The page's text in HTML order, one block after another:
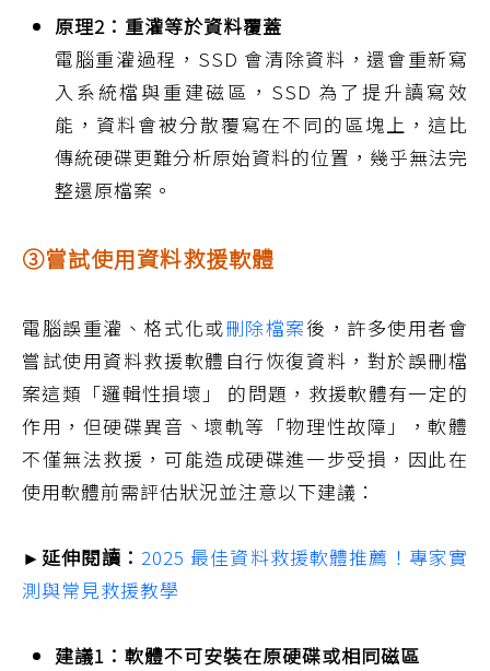
原理2：重灌等於資料覆蓋
電腦重灌過程，SSD 會清除資料，還會重新寫
入系統檔與重建磁區，SSD 為了提升讀寫效
能，資料會被分散覆寫在不同的區塊上，這比
傳統硬碟更難分析原始資料的位置，幾乎無法完
整還原檔案。
③嘗試使用資料救援軟體
電腦誤重灌、格式化或刪除檔案後，許多使用者會
嘗試使用資料救援軟體自行恢復資料，對於誤刪檔
案這類「邏輯性損壞」 的問題，救援軟體有一定的
作用，但硬碟異音、壞軌等「物理性故障」，軟體
不僅無法救援，可能造成硬碟進一步受損，因此在
使用軟體前需評估狀況並注意以下建議：
►延伸閱讀： 2025 最佳資料救援軟體推薦！專家實
測與常見救援教學
建議1：軟體不可安裝在原硬碟或相同磁區